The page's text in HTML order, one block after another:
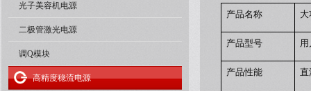
光子美容机电源
二极管激光电源
调Q模块
高精度稳流电源
产品名称
产品型号
产品性能 直